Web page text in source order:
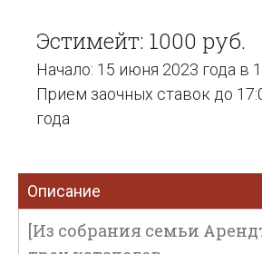
Эстимейт: 1000 руб.
Начало: 15 июня 2023 года в
Прием заочных ставок до
года
Описание
[Из собрания семьи